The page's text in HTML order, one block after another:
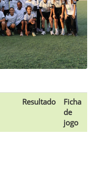
Resultado
Ficha
de
jogo